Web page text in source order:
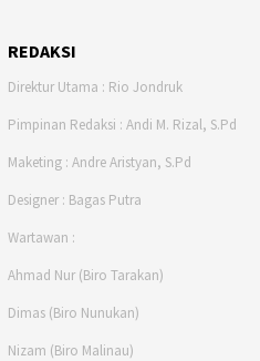
REDAKSI
Direktur Utama : Rio Jondruk
Pimpinan Redaksi : Andi M. Rizal, S.Pd
Maketing : Andre Aristyan, S.Pd
Designer : Bagas Putra
Wartawan :
Ahmad Nur (Biro Tarakan)
Dimas (Biro Nunukan)
Nizam (Biro Malinau)